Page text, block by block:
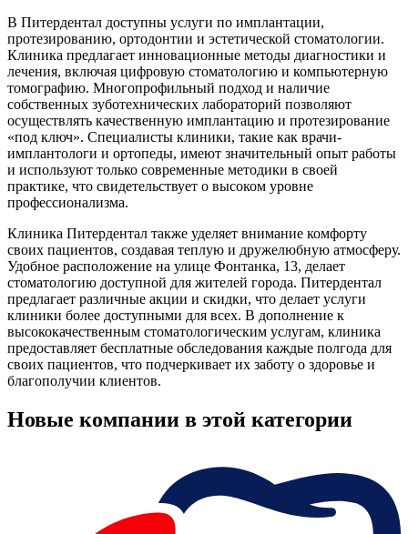
В Питердентал доступны услуги по имплантации,
протезированию, ортодонтии и эстетической стоматологии.
Клиника предлагает инновационные методы диагностики и
лечения, включая цифровую стоматологию и компьютерную
томографию. Многопрофильный подход и наличие
собственных зуботехнических лабораторий позволяют
осуществлять качественную имплантацию и протезирование
«под ключ». Специалисты клиники, такие как врачи-
имплантологи и ортопеды, имеют значительный опыт работы
и используют только современные методики в своей
практике, что свидетельствует о высоком уровне
профессионализма.
Клиника Питердентал также уделяет внимание комфорту
своих пациентов, создавая теплую и дружелюбную атмосферу.
Удобное расположение на улице Фонтанка, 13, делает
стоматологию доступной для жителей города. Питердентал
предлагает различные акции и скидки, что делает услуги
клиники более доступными для всех. В дополнение к
высококачественным стоматологическим услугам, клиника
предоставляет бесплатные обследования каждые полгода для
своих пациентов, что подчеркивает их заботу о здоровье и
благополучии клиентов.
Новые компании в этой категории